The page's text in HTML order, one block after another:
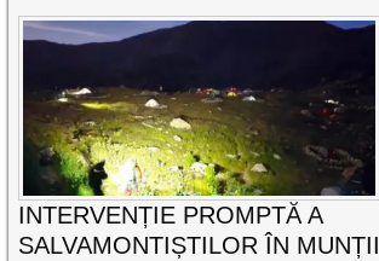
INTERVENȚIE PROMPTĂ A
SALVAMONTIȘTILOR ÎN MUNȚII